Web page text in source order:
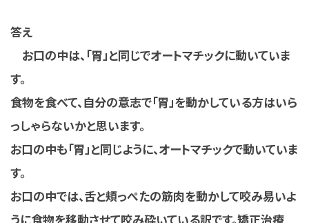
答え
お口の中は、「胃」と同じでオートマチックに動いていま
す。
食物を食べて、自分の意志で「胃」を動かしている方はいら
っしゃらないかと思います。
お口の中も「胃」と同じように、オートマチックで動いていま
す。
お口の中では、舌と頬っぺたの筋肉を動かして咬み易いよ
うに食物を移動させて咬み砕いている訳です。矯正治療